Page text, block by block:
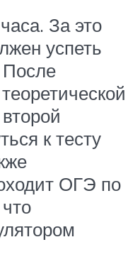
За это
успеть
к тесту
ОГЭ по